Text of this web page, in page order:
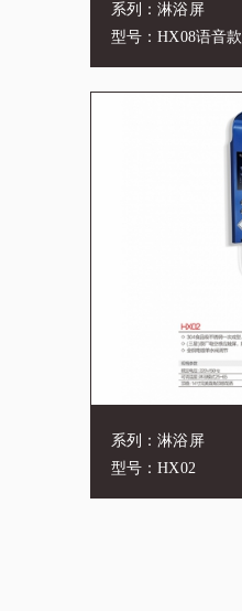
系列：淋浴屏
型号：HX08语音款
系列：淋浴屏
型号：HX02